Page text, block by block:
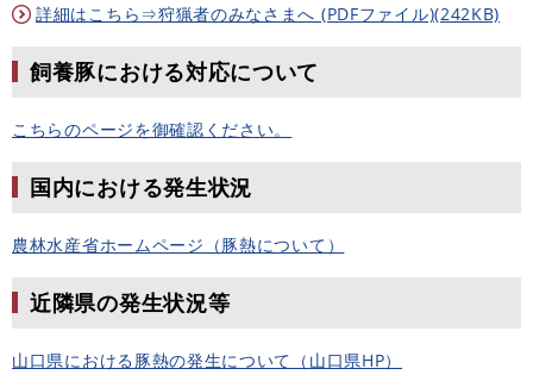
詳細はこちら⇒狩猟者のみなさまへ (PDFファイル)(242KB)
飼養豚における対応について
こちらのページを御確認ください。
国内における発生状況
農林水産省ホームページ（豚熱について）
近隣県の発生状況等
山口県における豚熱の発生について（山口県HP）